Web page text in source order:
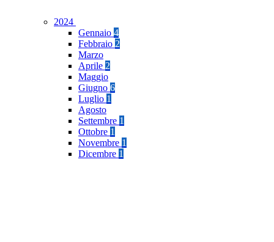
2024
Gennaio 4
Febbraio 2
Marzo
Aprile 2
Maggio
Giugno 6
Luglio 1
Agosto
Settembre 1
Ottobre 1
Novembre 1
Dicembre 1